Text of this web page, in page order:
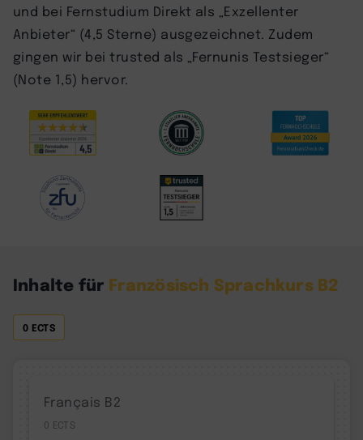
und bei Fernstudium Direkt als „Exzellenter
Anbieter“ (4,5 Sterne) ausgezeichnet. Zudem
gingen wir bei trusted als „Fernunis Testsieger“
(Note 1,5) hervor.
Inhalte für Französisch Sprachkurs B2
0 ECTS
Français B2
0